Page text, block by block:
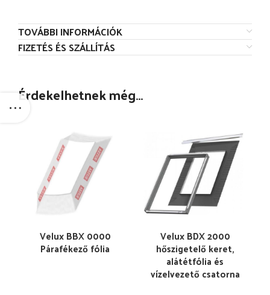
TOVÁBBI INFORMÁCIÓK
FIZETÉS ÉS SZÁLLÍTÁS
Érdekelhetnek még…
Velux BBX 0000
Párafékező fólia
Velux BDX 2000
hőszigetelő keret,
alátétfólia és
vízelvezető csatorna